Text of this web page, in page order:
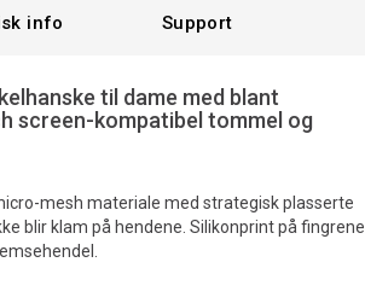
info Support
til dame med blant
screen-kompatibel tommel og
mesh materiale med strategisk plasserte
blir klam på hendene. Silikonprint på fingrene